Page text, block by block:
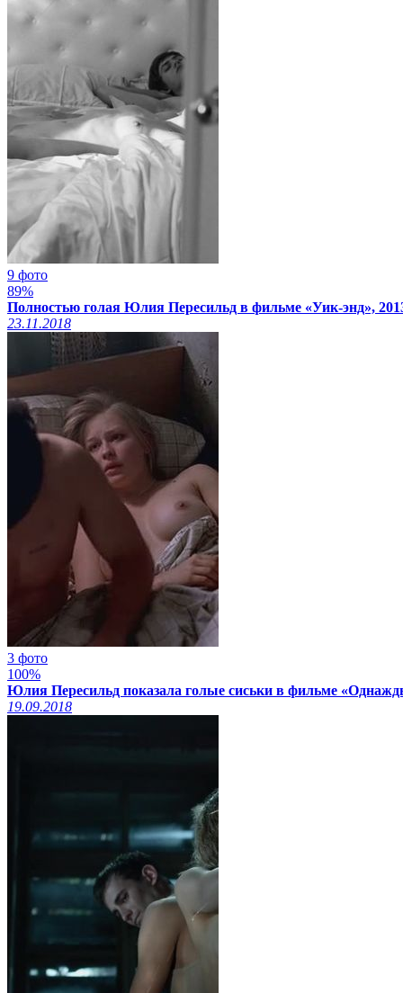
9 фото
89%
Полностью голая Юлия Пересильд в фильме «Уик-энд»,
23.11.2018
3 фото
100%
Юлия Пересильд показала голые сиськи в фильме
19.09.2018